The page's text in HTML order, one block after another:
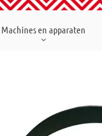
Machines en apparaten